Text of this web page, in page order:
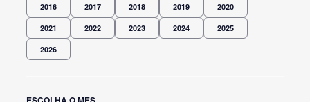
2016 2017 2018 2019 2020
2021 2022 2023 2024 2025
2026